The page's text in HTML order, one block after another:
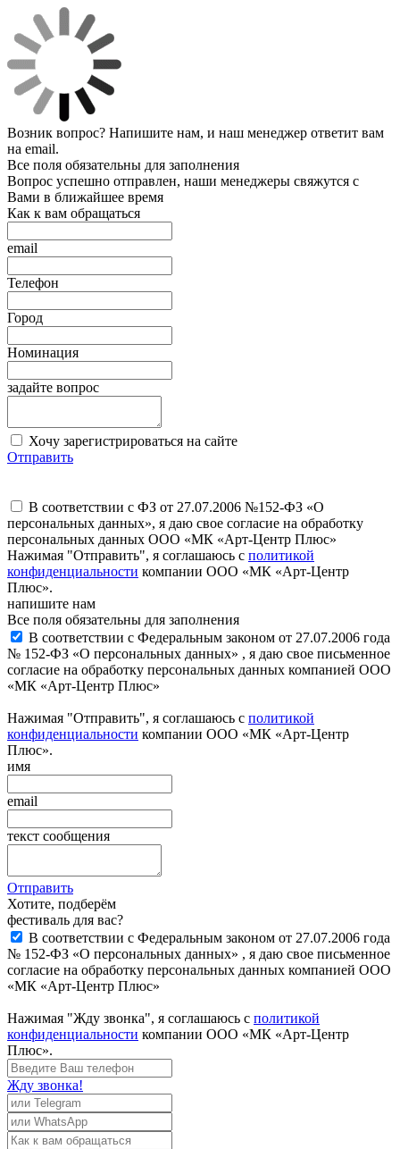
Возник вопрос? Напишите нам, и наш менеджер ответит вам
на email.
Все поля обязательны для заполнения
Вопрос успешно отправлен, наши менеджеры свяжутся с
Вами в ближайшее время
Как к вам обращаться
email
Телефон
Город
Номинация
задайте вопрос
Хочу зарегистрироваться на сайте
Отправить
В соответствии с ФЗ от 27.07.2006 №152-ФЗ «О
персональных данных», я даю свое согласие на обработку
персональных данных ООО «МК «Арт-Центр Плюс»
Нажимая "Отправить", я соглашаюсь с политикой
конфиденциальности компании ООО «МК «Арт-Центр
Плюс».
напишите нам
Все поля обязательны для заполнения
В соответствии с Федеральным законом от 27.07.2006 года
№ 152-ФЗ «О персональных данных» , я даю свое письменное
согласие на обработку персональных данных компанией ООО
«МК «Арт-Центр Плюс»
Нажимая "Отправить", я соглашаюсь с политикой
конфиденциальности компании ООО «МК «Арт-Центр
Плюс».
имя
email
текст сообщения
Отправить
Хотите, подберём
фестиваль для вас?
В соответствии с Федеральным законом от 27.07.2006 года
№ 152-ФЗ «О персональных данных» , я даю свое письменное
согласие на обработку персональных данных компанией ООО
«МК «Арт-Центр Плюс»
Нажимая "Жду звонка", я соглашаюсь с политикой
конфиденциальности компании ООО «МК «Арт-Центр
Плюс».
Жду звонка!